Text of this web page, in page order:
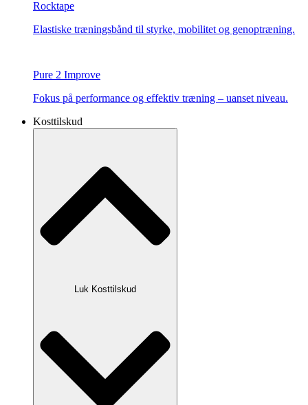
Rocktape
Elastiske træningsbånd til styrke, mobilitet og genoptræning.
Pure 2 Improve
Fokus på performance og effektiv træning – uanset niveau.
Kosttilskud
Luk Kosttilskud